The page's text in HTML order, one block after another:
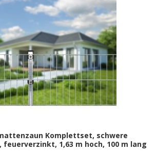
Komplettset, schwere
1,63 m hoch, 100 m lang